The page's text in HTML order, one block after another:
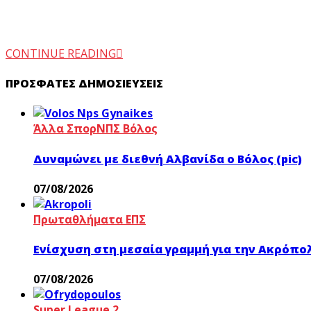
CONTINUE READING
ΠΡΌΣΦΑΤΕΣ ΔΗΜΟΣΙΕΎΣΕΙΣ
Άλλα ΣπορΝΠΣ Βόλος
Δυναμώνει με διεθνή Αλβανίδα ο Βόλος (pic)
07/08/2026
Πρωταθλήματα ΕΠΣ
Ενίσχυση στη μεσαία γραμμή για την
07/08/2026